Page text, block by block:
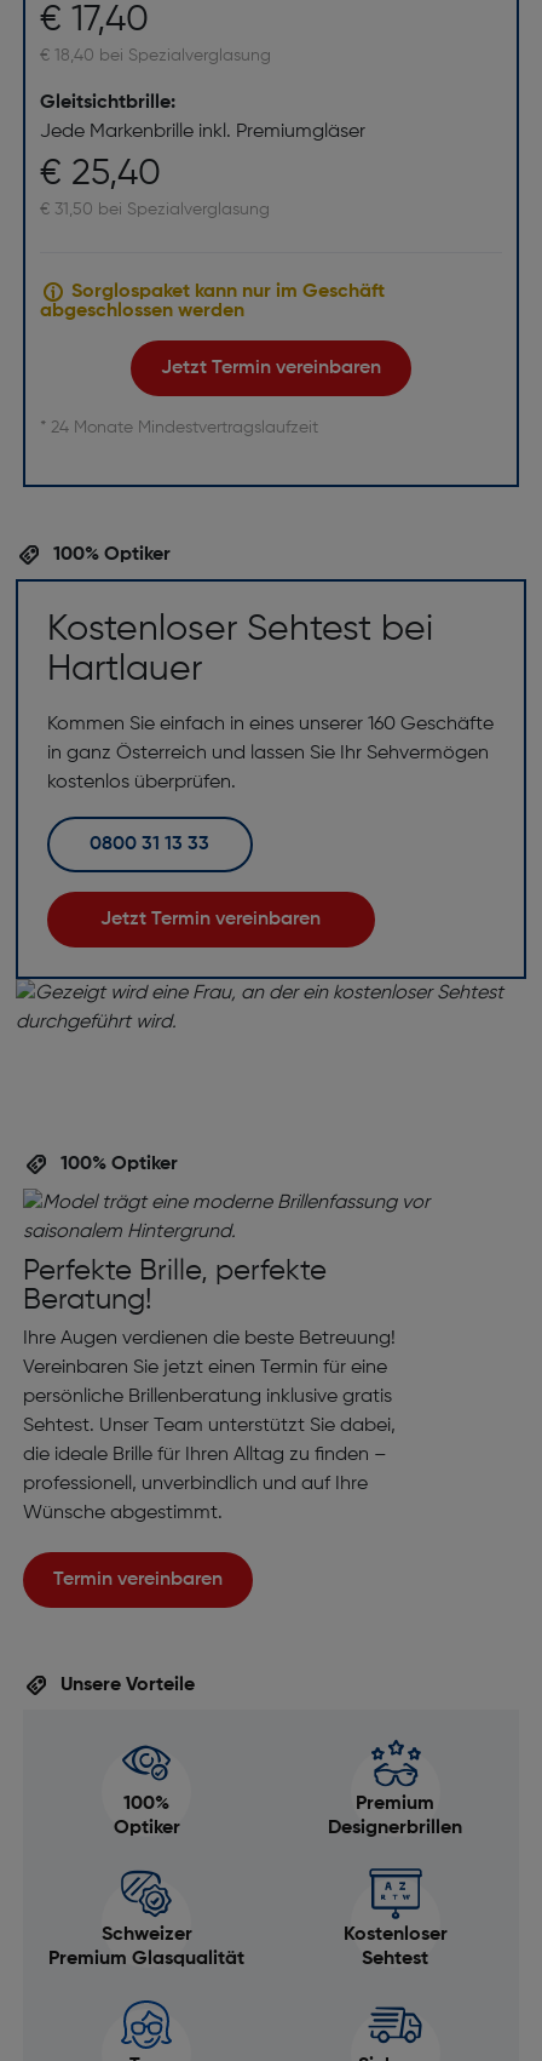
€ 17,40
€ 18,40 bei Spezialverglasung
Gleitsichtbrille:
Jede Markenbrille inkl. Premiumgläser
€ 25,40
€ 31,50 bei Spezialverglasung
Sorglospaket kann nur im Geschäft
abgeschlossen werden
Jetzt Termin vereinbaren
* 24 Monate Mindestvertragslaufzeit
100% Optiker
Kostenloser Sehtest bei
Hartlauer
Kommen Sie einfach in eines unserer 160 Geschäfte
in ganz Österreich und lassen Sie Ihr Sehvermögen
kostenlos überprüfen.
0800 31 13 33
Jetzt Termin vereinbaren
100% Optiker
Perfekte Brille, perfekte
Beratung!
Ihre Augen verdienen die beste Betreuung!
Vereinbaren Sie jetzt einen Termin für eine
persönliche Brillenberatung inklusive gratis
Sehtest. Unser Team unterstützt Sie dabei,
die ideale Brille für Ihren Alltag zu finden –
professionell, unverbindlich und auf Ihre
Wünsche abgestimmt.
Termin vereinbaren
Unsere Vorteile
100%
Optiker
Premium
Designerbrillen
Schweizer
Premium Glasqualität
Kostenloser
Sehtest